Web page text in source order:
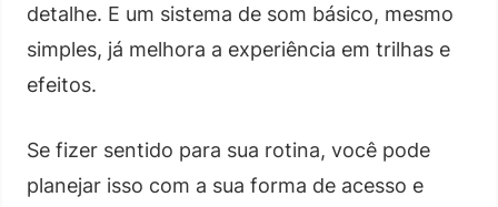
detalhe. E um sistema de som básico, mesmo
simples, já melhora a experiência em trilhas e
efeitos.
Se fizer sentido para sua rotina, você pode
planejar isso com a sua forma de acesso e